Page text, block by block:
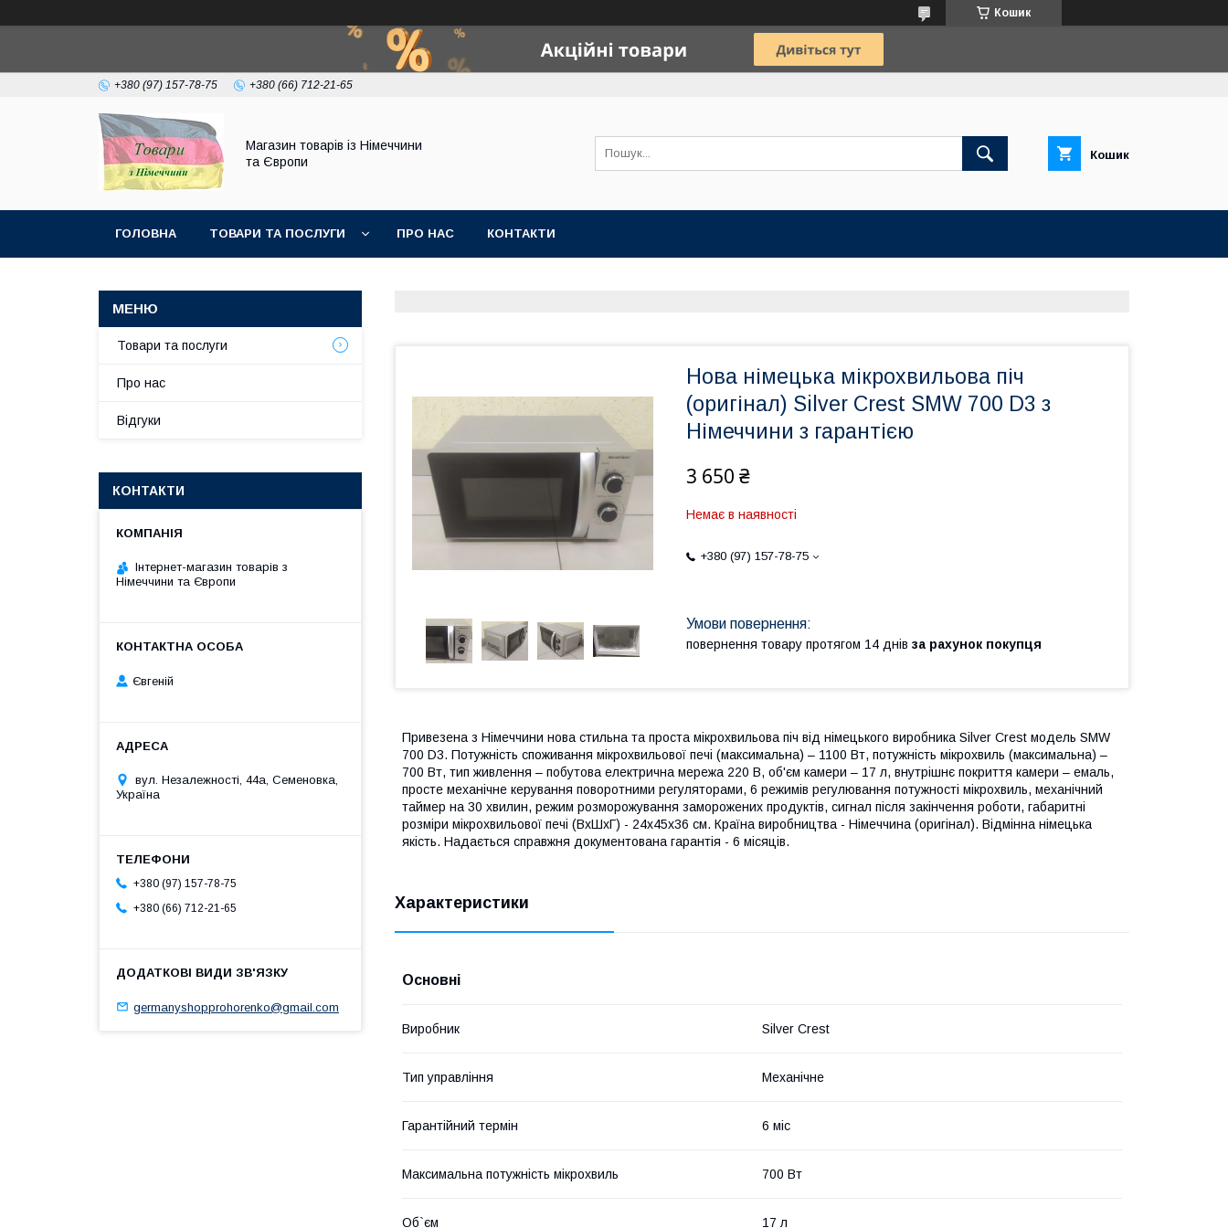
Кошик
+380 (97) 157-78-75 +380 (66) 712-21-65
Магазин товарів із Німеччини
та Європи
Кошик
ГОЛОВНА ТОВАРИ ТА ПОСЛУГИ ПРО НАС КОНТАКТИ
Нова німецька мікрохвильова піч
(оригінал) Silver Crest SMW 700 D3 з
Німеччини з гарантією
3 650 ₴
Немає в наявності
+380 (97) 157-78-75
повернення товару протягом 14 днів за рахунок покупця
Привезена з Німеччини нова стильна та проста мікрохвильова піч від німецького виробника Silver Crest модель SMW
700 D3. Потужність споживання мікрохвильової печі (максимальна) – 1100 Вт, потужність мікрохвиль (максимальна) –
700 Вт, тип живлення – побутова електрична мережа 220 В, об'єм камери – 17 л, внутрішнє покриття камери – емаль,
просте механічне керування поворотними регуляторами, 6 режимів регулювання потужності мікрохвиль, механічний
таймер на 30 хвилин, режим розморожування заморожених продуктів, сигнал після закінчення роботи, габаритні
розміри мікрохвильової печі (ВхШхГ) - 24х45х36 см. Країна виробництва - Німеччина (оригінал). Відмінна німецька
якість. Надається справжня документована гарантія - 6 місяців.
Характеристики
Основні
Виробник Silver Crest
Тип управління Механічне
Гарантійний термін 6 міс
Максимальна потужність мікрохвиль 700 Вт
Об`єм 17 л
Товари та послуги
Про нас
Відгуки
КОНТАКТИ
Інтернет-магазин товарів з
Німеччини та Європи
Євгеній
вул. Незалежності, 44а, Семеновка,
Україна
+380 (97) 157-78-75
+380 (66) 712-21-65
germanyshopprohorenko@gmail.com